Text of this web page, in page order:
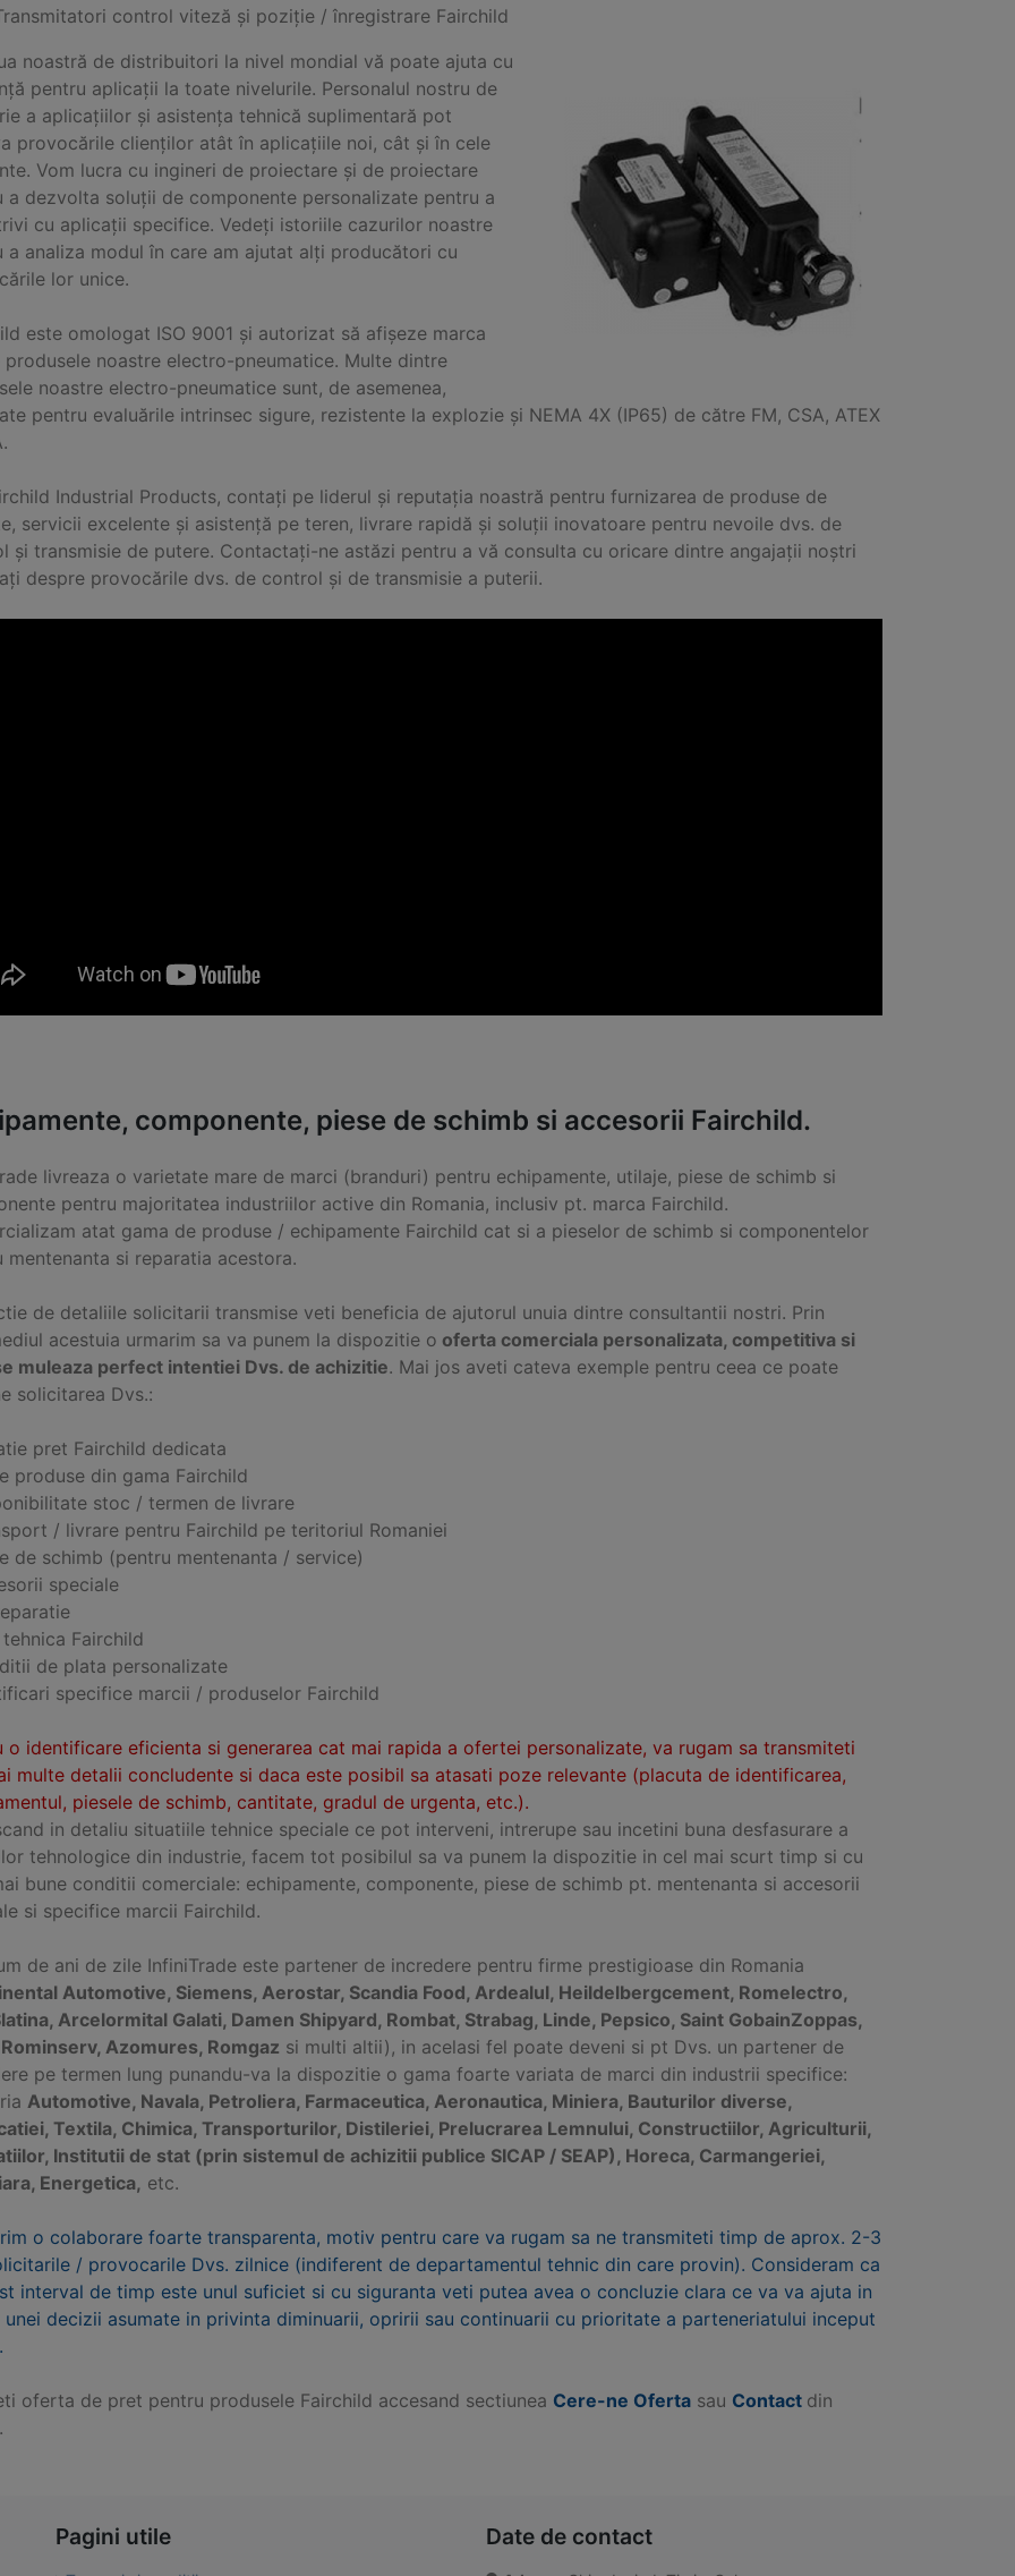
control viteză și poziție / înregistrare Fairchild
noastră de distribuitori la nivel mondial vă poate ajuta cu
pentru aplicații la toate nivelurile. Personalul nostru de
a aplicațiilor și asistența tehnică suplimentară pot
provocările clienților atât în ​​aplicațiile noi, cât și în cele
Vom lucra cu ingineri de proiectare și de proiectare
a dezvolta soluții de componente personalizate pentru a
cu aplicații specifice. Vedeți istoriile cazurilor noastre
a analiza modul în care am ajutat alți producători cu
lor unice.
este omologat ISO 9001 și autorizat să afișeze marca
produsele noastre electro-pneumatice. Multe dintre
noastre electro-pneumatice sunt, de asemenea,
pentru evaluările intrinsec sigure, rezistente la explozie și NEMA 4X (IP65) de către FM, CSA, ATEX
Industrial Products, contați pe liderul și reputația noastră pentru furnizarea de produse de
servicii excelente și asistență pe teren, livrare rapidă și soluții inovatoare pentru nevoile dvs. de
și transmisie de putere. Contactați-ne astăzi pentru a vă consulta cu oricare dintre angajații noștri
despre provocările dvs. de control și de transmisie a puterii.
componente, piese de schimb si accesorii Fairchild.
livreaza o varietate mare de marci (branduri) pentru echipamente, utilaje, piese de schimb si
pentru majoritatea industriilor active din Romania, inclusiv pt. marca Fairchild.
atat gama de produse / echipamente Fairchild cat si a pieselor de schimb si componentelor
mentenanta si reparatia acestora.
de detaliile solicitarii transmise veti beneficia de ajutorul unuia dintre consultantii nostri. Prin
acestuia urmarim sa va punem la dispozitie o oferta comerciala personalizata, competitiva si
muleaza perfect intentiei Dvs. de achizitie. Mai jos aveti cateva exemple pentru ceea ce poate
solicitarea Dvs.:
pret Fairchild dedicata
produse din gama Fairchild
stoc / termen de livrare
/ livrare pentru Fairchild pe teritoriul Romaniei
de schimb (pentru mentenanta / service)
speciale
tehnica Fairchild
de plata personalizate
specifice marcii / produselor Fairchild
o identificare eficienta si generarea cat mai rapida a ofertei personalizate, va rugam sa transmiteti
multe detalii concludente si daca este posibil sa atasati poze relevante (placuta de identificarea,
piesele de schimb, cantitate, gradul de urgenta, etc.).
in detaliu situatiile tehnice speciale ce pot interveni, intrerupe sau incetini buna desfasurare a
tehnologice din industrie, facem tot posibilul sa va punem la dispozitie in cel mai scurt timp si cu
bune conditii comerciale: echipamente, componente, piese de schimb pt. mentenanta si accesorii
si specifice marcii Fairchild.
de ani de zile InfiniTrade este partener de incredere pentru firme prestigioase din Romania
Automotive, Siemens, Aerostar, Scandia Food, Ardealul, Heildelbergcement, Romelectro,
Arcelormital Galati, Damen Shipyard, Rombat, Strabag, Linde, Pepsico, Saint GobainZoppas,
Azomures, Romgaz si multi altii), in acelasi fel poate deveni si pt Dvs. un partener de
pe termen lung punandu-va la dispozitie o gama foarte variata de marci din industrii specifice:
Automotive, Navala, Petroliera, Farmaceutica, Aeronautica, Miniera, Bauturilor diverse,
Textila, Chimica, Transporturilor, Distileriei, Prelucrarea Lemnului, Constructiilor, Agriculturii,
Institutii de stat (prin sistemul de achizitii publice SICAP / SEAP), Horeca, Carmangeriei,
Energetica, etc.
o colaborare foarte transparenta, motiv pentru care va rugam sa ne transmiteti timp de aprox. 2-3
/ provocarile Dvs. zilnice (indiferent de departamentul tehnic din care provin). Consideram ca
interval de timp este unul suficiet si cu siguranta veti putea avea o concluzie clara ce va va ajuta in
unei decizii asumate in privinta diminuarii, opririi sau continuarii cu prioritate a parteneriatului inceput
oferta de pret pentru produsele Fairchild accesand sectiunea Cere-ne Oferta sau Contact din
Pagini utile Date de contact